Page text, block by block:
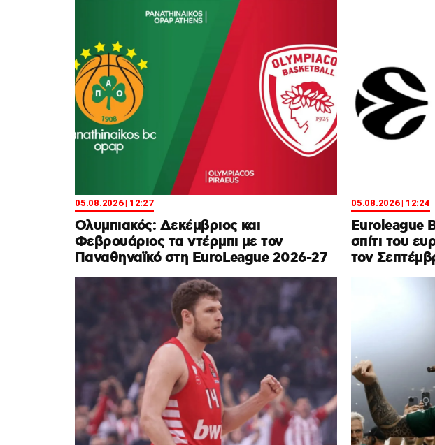
05.08.2026 | 12:27
Ολυμπιακός: Δεκέμβριος και
Φεβρουάριος τα ντέρμπι με τον
Παναθηναϊκό στη EuroLeague 2026-27
05.08.2026 | 12:24
Euroleague
σπίτι του
τον